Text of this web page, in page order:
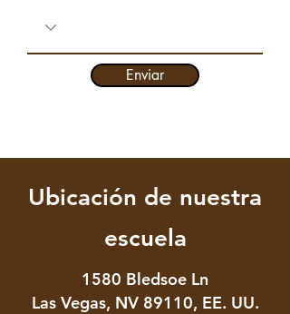
Enviar
Ubicación de nuestra
escuela
1580 Bledsoe Ln
Las Vegas, NV 89110, EE. UU.